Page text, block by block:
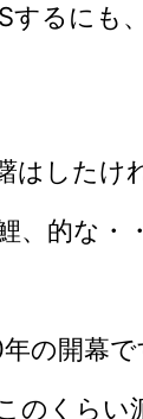
するにも
はしたけ
、的な・
の開幕で
のくらい